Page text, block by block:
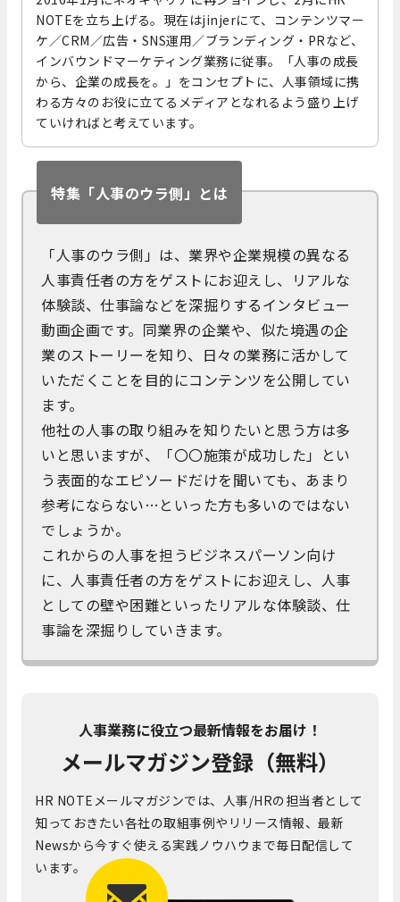
NOTEを立ち上げる。現在はjinjerにて、コンテンツマー
ケ／CRM／広告・SNS運用／ブランディング・PRなど、
インバウンドマーケティング業務に従事。「人事の成長
から、企業の成長を。」をコンセプトに、人事領域に携
わる方々のお役に立てるメディアとなれるよう盛り上げ
ていければと考えています。
特集「人事のウラ側」とは
「人事のウラ側」は、業界や企業規模の異なる
人事責任者の方をゲストにお迎えし、リアルな
体験談、仕事論などを深掘りするインタビュー
動画企画です。同業界の企業や、似た境遇の企
業のストーリーを知り、日々の業務に活かして
いただくことを目的にコンテンツを公開してい
ます。
他社の人事の取り組みを知りたいと思う方は多
いと思いますが、「〇〇施策が成功した」とい
う表面的なエピソードだけを聞いても、あまり
参考にならない…といった方も多いのではない
でしょうか。
これからの人事を担うビジネスパーソン向け
に、人事責任者の方をゲストにお迎えし、人事
としての壁や困難といったリアルな体験談、仕
事論を深掘りしていきます。
人事業務に役立つ最新情報をお届け！
メールマガジン登録（無料）
HR NOTEメールマガジンでは、人事/HRの担当者として
知っておきたい各社の取組事例やリリース情報、最新
Newsから今すぐ使える実践ノウハウまで毎日配信して
います。